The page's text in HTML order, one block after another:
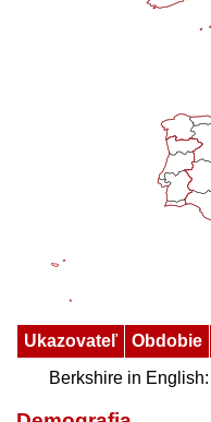
Ukazovateľ Obdobie
Berkshire in English: